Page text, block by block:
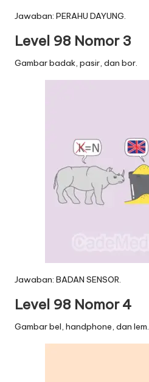
Jawaban: PERAHU DAYUNG.
Level 98 Nomor 3
Gambar badak, pasir, dan bor.
Jawaban: BADAN SENSOR.
Level 98 Nomor 4
Gambar bel, handphone, dan lem.